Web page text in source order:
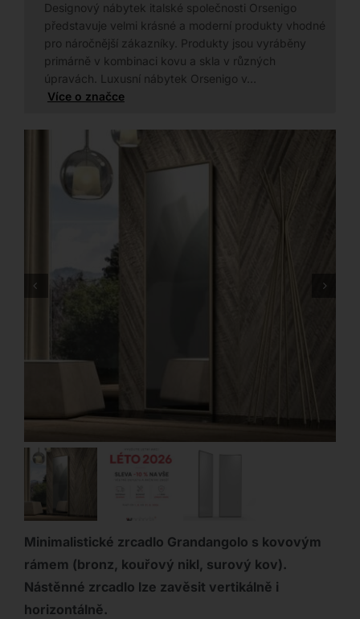
Designový nábytek italské společnosti Orsenigo
představuje velmi krásné a moderní produkty vhodné
pro náročnější zákazníky. Produkty jsou vyráběny
primárně v kombinaci kovu a skla v různých
úpravách. Luxusní nábytek Orsenigo v…
Více o značce
Minimalistické zrcadlo Grandangolo s kovovým
rámem (bronz, kouřový nikl, surový kov).
Nástěnné zrcadlo lze zavěsit vertikálně i
horizontálně.